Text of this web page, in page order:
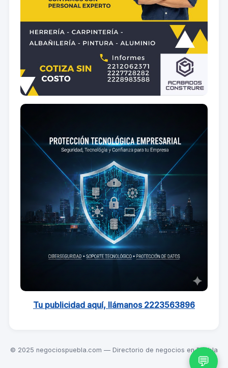
Tu publicidad aquí, llámanos 2223563896
© 2025 negociospuebla.com — Directorio de negocios en Puebla
💬